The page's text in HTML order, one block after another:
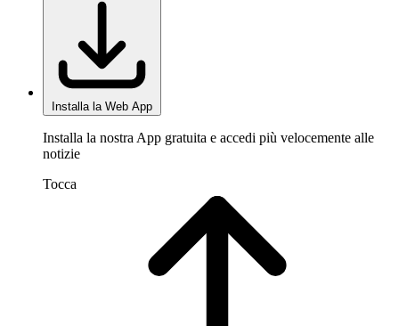
Installa la Web App
Installa la nostra App gratuita e accedi più velocemente alle
notizie
Tocca